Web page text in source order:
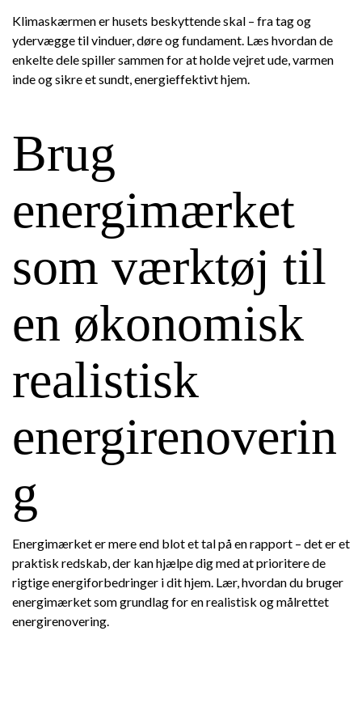
Klimaskærmen er husets beskyttende skal – fra tag og
ydervægge til vinduer, døre og fundament. Læs hvordan de
enkelte dele spiller sammen for at holde vejret ude, varmen
inde og sikre et sundt, energieffektivt hjem.
Brug
energimærket
som værktøj til
en økonomisk
realistisk
energirenoverin
g
Energimærket er mere end blot et tal på en rapport – det er et
praktisk redskab, der kan hjælpe dig med at prioritere de
rigtige energiforbedringer i dit hjem. Lær, hvordan du bruger
energimærket som grundlag for en realistisk og målrettet
energirenovering.